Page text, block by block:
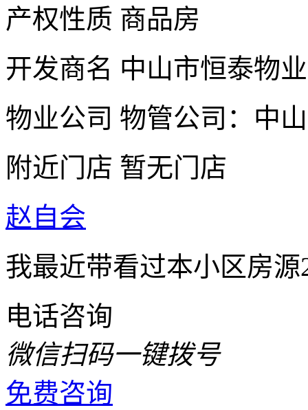
产权性质 商品房
开发商名 中山市恒泰物
物业公司 物管公司：中
附近门店 暂无门店
赵自会
我最近带看过本小区房
电话咨询
微信扫码一键拨号
免费咨询